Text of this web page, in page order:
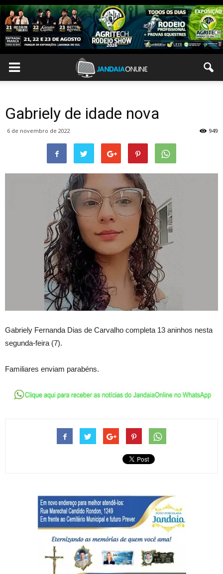
Gabriely de idade nova
6 de novembro de 2022 949
Gabriely Fernanda Dias de Carvalho completa 13 aninhos nesta
segunda-feira (7).
Familiares enviam parabéns.